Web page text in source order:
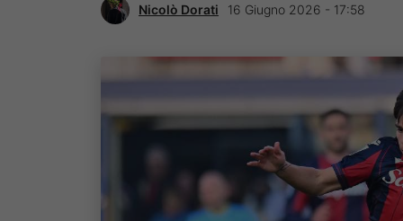
Nicolò Dorati 16 Giugno 2026 - 17:58